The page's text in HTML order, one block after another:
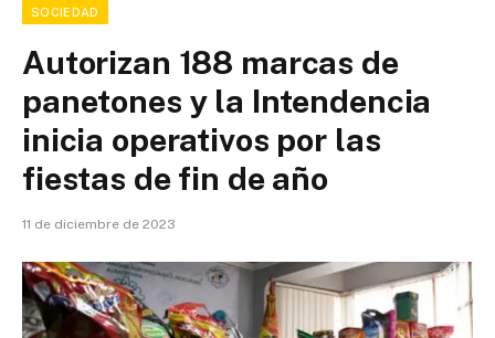
SOCIEDAD
Autorizan 188 marcas de
panetones y la Intendencia
inicia operativos por las
fiestas de fin de año
11 de diciembre de 2023